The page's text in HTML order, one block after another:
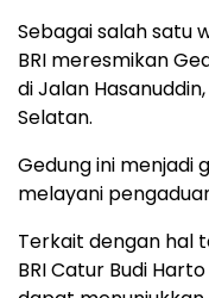
Sebagai salah satu
BRI meresmikan
di Jalan
Selatan.
Gedung ini menjadi
melayani
Terkait dengan hal
BRI Catur Budi